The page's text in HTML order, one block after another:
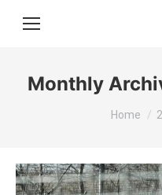
Monthly
You are
Home